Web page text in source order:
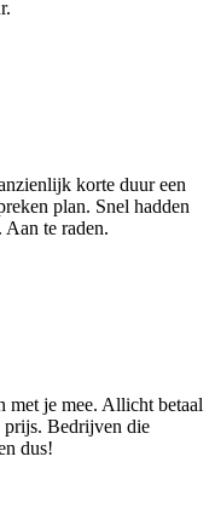
korte duur een
plan. Snel hadden
Aan te raden.
je mee. Allicht betaal
prijs. Bedrijven die
dus!